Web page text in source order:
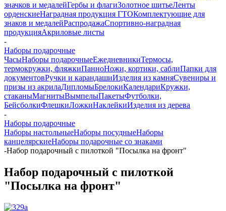
значков и медалейГербы и флагиЗолотное шитьеЛенты
орденскиеНаградная продукция ГТОКомплектующие для
знаков и медалейРаспродажаСпортивно-наградная
продукцияАкриловые листы
-
Наборы подарочные
ЧасыНаборы подарочныеЕжедневникиТермосы,
термокружки, фляжкиПанноНожи, кортики, саблиПапки для
документовРучки и карандашиИзделия из камняСувениры и
призы из акрилаДипломыБрелокиКалендариКружки,
стаканыМагнитыВымпелыПакетыФутболки,
БейсболкиФлешкиЛожкиНаклейкиИзделия из дерева
-
Наборы подарочные
Наборы настольныеНаборы посудныеНаборы
канцелярскиеНаборы подарочные со знаками
-Набор подарочный с пилоткой "Посылка на фронт"
Набор подарочный с пилоткой
"Посылка на фронт"